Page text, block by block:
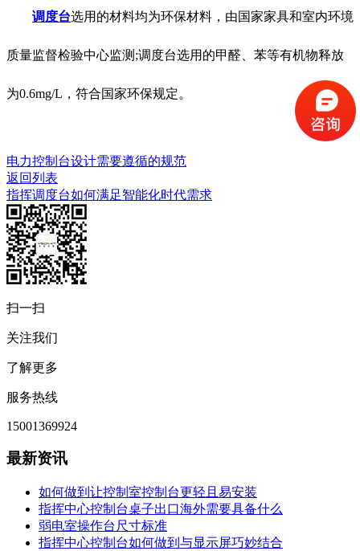
调度台选用的材料均为环保材料，由国家家具和室内环境
质量监督检验中心监测;调度台选用的甲醛、苯等有机物释放
为0.6mg/L，符合国家环保规定。
电力控制台设计需要遵循的规范
返回列表
指挥调度台如何满足智能化时代需求
扫一扫
关注我们
了解更多
服务热线
15001369924
最新资讯
如何做到让控制室控制台更轻且易安装
指挥中心控制台桌子出口海外需要具备什么
弱电室操作台尺寸标准
指挥中心控制台如何做到与显示屏巧妙结合